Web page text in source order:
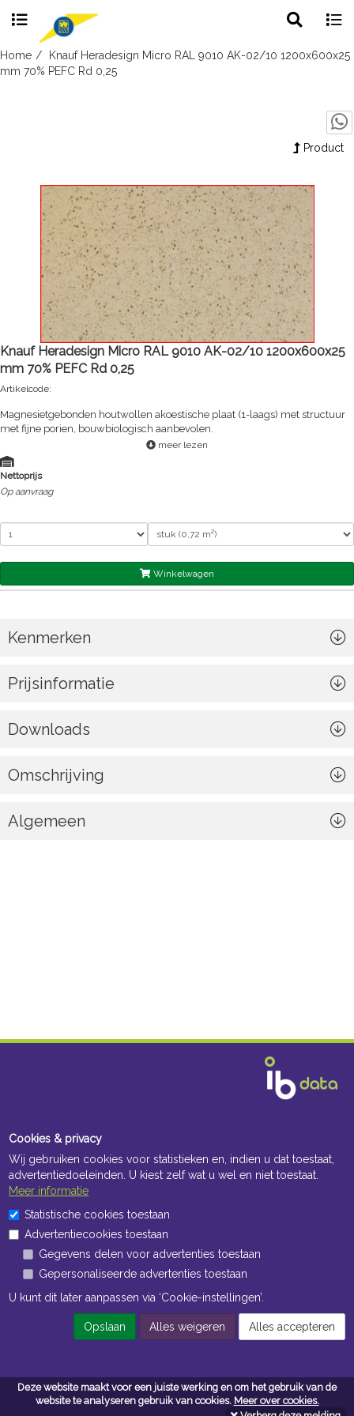
Deze website maakt voor een juiste werking en om het gebruik van de
website te analyseren gebruik van cookies. Meer over cookies.
Skip
to
search
Home
Knauf Heradesign Micro RAL 9010 AK-02/10 1200x600x25
mm 70% PEFC Rd 0,25
Product
Knauf Heradesign Micro RAL 9010 AK-02/10 1200x600x25
mm 70% PEFC Rd 0,25
Artikelcode:
Magnesietgebonden houtwollen akoestische plaat (1-laags) met structuur
met fijne porien, bouwbiologisch aanbevolen.
meer lezen
Nettoprijs
Op aanvraag
Winkelwagen
Kenmerken
Prijsinformatie
Downloads
Omschrijving
Algemeen
Openingstijden Kantoor
ma t/m vr 8:30 uur tot 17:00 uur
Openingstijden Magazijn
ma t/m vr 7:00 uur tot 16:30 uur
Algemene voorwaarden
Cookies & privacy
Wij gebruiken cookies voor statistieken en, indien u dat toestaat,
advertentiedoeleinden. U kiest zelf wat u wel en niet toestaat.
Meer informatie
Statistische cookies toestaan
Advertentiecookies toestaan
Gegevens delen voor advertenties toestaan
Gepersonaliseerde advertenties toestaan
U kunt dit later aanpassen via ‘Cookie-instellingen’.
Opslaan Alles weigeren Alles accepteren